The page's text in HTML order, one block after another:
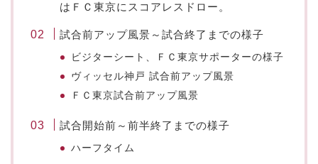
はＦＣ東京にスコアレスドロー。
試合前アップ風景～試合終了までの様子
ビジターシート、ＦＣ東京サポーターの様子
ヴィッセル神戸 試合前アップ風景
ＦＣ東京試合前アップ風景
試合開始前～前半終了までの様子
ハーフタイム